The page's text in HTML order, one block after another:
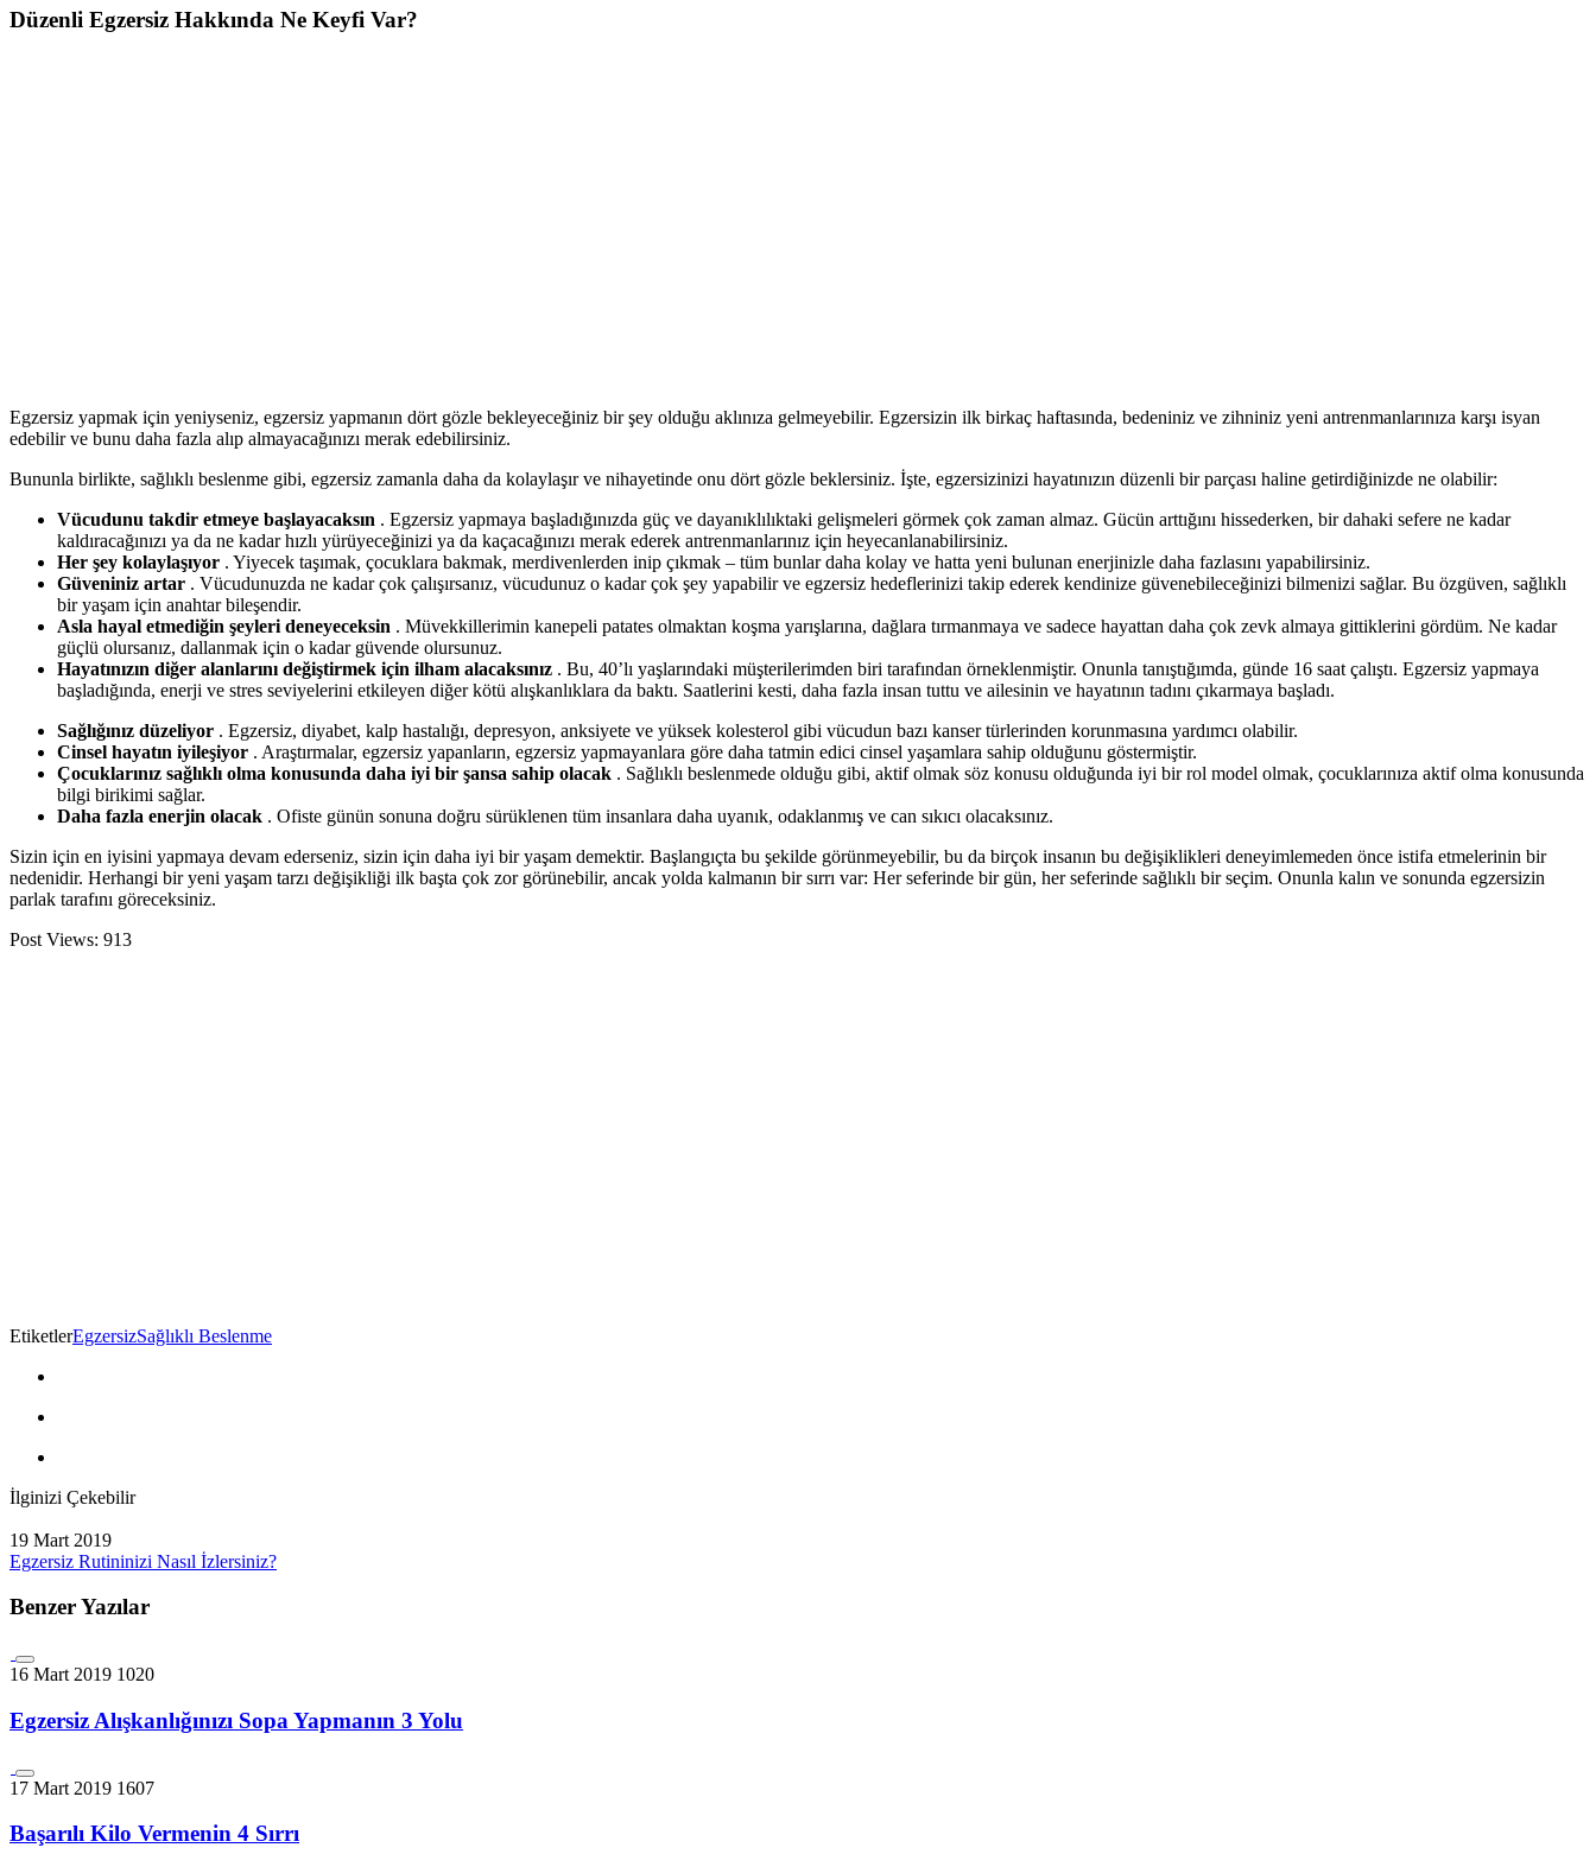
Düzenli Egzersiz Hakkında Ne Keyfi Var?
Egzersiz yapmak için yeniyseniz, egzersiz yapmanın dört gözle bekleyeceğiniz bir şey olduğu aklınıza gelmeyebilir. Egzersizin ilk birkaç haftasında, bedeniniz ve zihniniz yeni antrenmanlarınıza karşı isyan
edebilir ve bunu daha fazla alıp almayacağınızı merak edebilirsiniz.
Bununla birlikte, sağlıklı beslenme gibi, egzersiz zamanla daha da kolaylaşır ve nihayetinde onu dört gözle beklersiniz. İşte, egzersizinizi hayatınızın düzenli bir parçası haline getirdiğinizde ne olabilir:
Vücudunu takdir etmeye başlayacaksın . Egzersiz yapmaya başladığınızda güç ve dayanıklılıktaki gelişmeleri görmek çok zaman almaz. Gücün arttığını hissederken, bir dahaki sefere ne kadar
kaldıracağınızı ya da ne kadar hızlı yürüyeceğinizi ya da kaçacağınızı merak ederek antrenmanlarınız için heyecanlanabilirsiniz.
Her şey kolaylaşıyor . Yiyecek taşımak, çocuklara bakmak, merdivenlerden inip çıkmak – tüm bunlar daha kolay ve hatta yeni bulunan enerjinizle daha fazlasını yapabilirsiniz.
Güveniniz artar . Vücudunuzda ne kadar çok çalışırsanız, vücudunuz o kadar çok şey yapabilir ve egzersiz hedeflerinizi takip ederek kendinize güvenebileceğinizi bilmenizi sağlar. Bu özgüven, sağlıklı
bir yaşam için anahtar bileşendir.
Asla hayal etmediğin şeyleri deneyeceksin . Müvekkillerimin kanepeli patates olmaktan koşma yarışlarına, dağlara tırmanmaya ve sadece hayattan daha çok zevk almaya gittiklerini gördüm. Ne kadar
güçlü olursanız, dallanmak için o kadar güvende olursunuz.
Hayatınızın diğer alanlarını değiştirmek için ilham alacaksınız . Bu, 40’lı yaşlarındaki müşterilerimden biri tarafından örneklenmiştir. Onunla tanıştığımda, günde 16 saat çalıştı. Egzersiz yapmaya
başladığında, enerji ve stres seviyelerini etkileyen diğer kötü alışkanlıklara da baktı. Saatlerini kesti, daha fazla insan tuttu ve ailesinin ve hayatının tadını çıkarmaya başladı.
Sağlığınız düzeliyor . Egzersiz, diyabet, kalp hastalığı, depresyon, anksiyete ve yüksek kolesterol gibi vücudun bazı kanser türlerinden korunmasına yardımcı olabilir.
Cinsel hayatın iyileşiyor . Araştırmalar, egzersiz yapanların, egzersiz yapmayanlara göre daha tatmin edici cinsel yaşamlara sahip olduğunu göstermiştir.
Çocuklarınız sağlıklı olma konusunda daha iyi bir şansa sahip olacak . Sağlıklı beslenmede olduğu gibi, aktif olmak söz konusu olduğunda iyi bir rol model olmak, çocuklarınıza aktif olma konusunda
bilgi birikimi sağlar.
Daha fazla enerjin olacak . Ofiste günün sonuna doğru sürüklenen tüm insanlara daha uyanık, odaklanmış ve can sıkıcı olacaksınız.
Sizin için en iyisini yapmaya devam ederseniz, sizin için daha iyi bir yaşam demektir. Başlangıçta bu şekilde görünmeyebilir, bu da birçok insanın bu değişiklikleri deneyimlemeden önce istifa etmelerinin bir
nedenidir. Herhangi bir yeni yaşam tarzı değişikliği ilk başta çok zor görünebilir, ancak yolda kalmanın bir sırrı var: Her seferinde bir gün, her seferinde sağlıklı bir seçim. Onunla kalın ve sonunda egzersizin
parlak tarafını göreceksiniz.
Post Views: 913
EtiketlerEgzersizSağlıklı Beslenme
İlginizi Çekebilir
19 Mart 2019
Egzersiz Rutininizi Nasıl İzlersiniz?
Benzer Yazılar
16 Mart 2019 1020
Egzersiz Alışkanlığınızı Sopa Yapmanın 3 Yolu
17 Mart 2019 1607
Başarılı Kilo Vermenin 4 Sırrı